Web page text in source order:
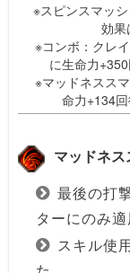
※スピンスマッ
効果
※コンボ：クレ
に生命力
※マッドネスス
命力+134
マッドネ
最後の打
ターにのみ
スキル使